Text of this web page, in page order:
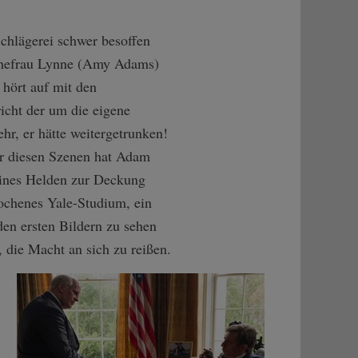
schwer besoffen
Lynne (Amy Adams)
auf mit den
der um die eigene
er hätte weitergetrunken!
Szenen hat Adam
Helden zur Deckung
Yale-Studium, ein
ersten Bildern zu sehen
Macht an sich zu reißen.